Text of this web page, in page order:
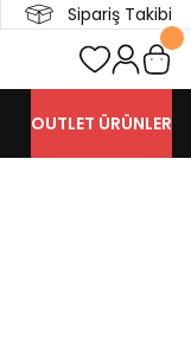
Sipariş Takibi
OUTLET ÜRÜNLER